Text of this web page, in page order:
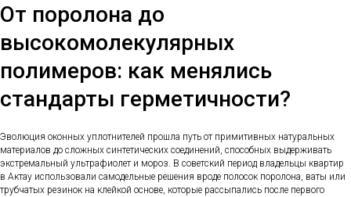
От поролона до
высокомолекулярных
полимеров: как менялись
стандарты герметичности?
Эволюция оконных уплотнителей прошла путь от примитивных натуральных
материалов до сложных синтетических соединений, способных выдерживать
экстремальный ультрафиолет и мороз. В советский период владельцы квартир
в Актау использовали самодельные решения вроде полосок поролона, ваты или
трубчатых резинок на клейкой основе, которые рассыпались после первого